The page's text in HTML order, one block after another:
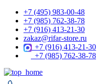
+7 (495) 983-00-48
+7 (985) 762-38-78
+7 (916) 413-21-30
zakaz@rifar-store.ru
+7 (916) 413-21-30
+7 (985) 762-38-78